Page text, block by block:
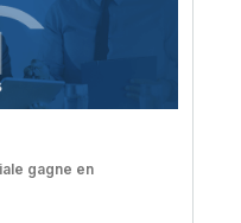
le cloud
données
gagne en